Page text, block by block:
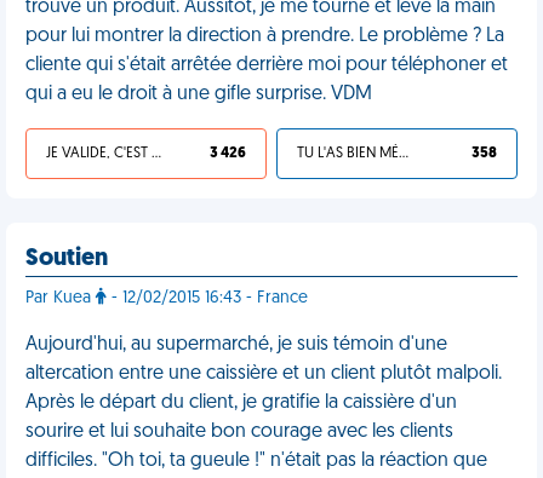
trouve un produit. Aussitôt, je me tourne et lève la main
pour lui montrer la direction à prendre. Le problème ? La
cliente qui s'était arrêtée derrière moi pour téléphoner et
qui a eu le droit à une gifle surprise. VDM
JE VALIDE, C'EST UNE VDM 3 426 TU L'AS BIEN MÉRITÉ 358
Soutien
Par Kuea - 12/02/2015 16:43 - France
Aujourd'hui, au supermarché, je suis témoin d'une
altercation entre une caissière et un client plutôt malpoli.
Après le départ du client, je gratifie la caissière d'un
sourire et lui souhaite bon courage avec les clients
difficiles. "Oh toi, ta gueule !" n'était pas la réaction que